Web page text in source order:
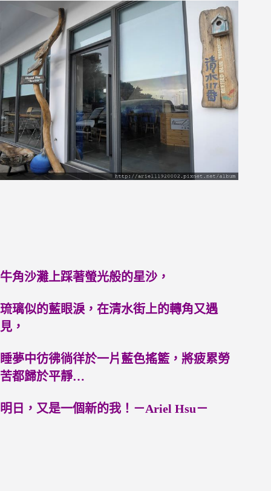
牛角沙灘上踩著螢光般的星沙，
琉璃似的藍眼淚，在清水街上的轉角又遇
見，
睡夢中彷彿徜徉於一片藍色搖籃，將疲累勞
苦都歸於平靜…
明日，又是一個新的我！－Ariel Hsu－